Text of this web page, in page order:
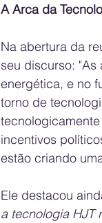
A Arca da
Na abertura da
seu discurso:
energética, e no
torno de
incentivos
estão criando
Ele destacou
a tecnologia HJT